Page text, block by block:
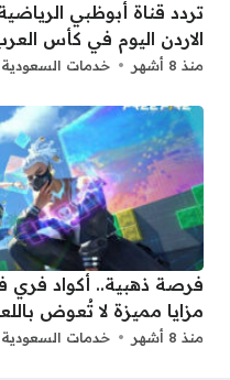
الاردن اليوم في كأس العرب
منذ 8 أشهر خدمات السعودية
مزايا مميزة لا تُعوض
منذ 8 أشهر خدمات السعودية